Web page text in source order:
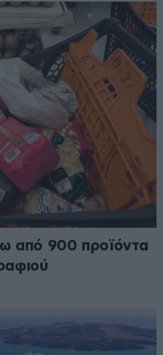
από 900 προϊόντα